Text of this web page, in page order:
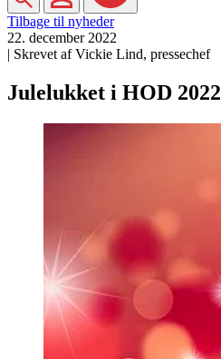
Søg MitHOD Menu
Tilbage til nyheder
22. december 2022
| Skrevet af Vickie Lind, pressechef
Julelukket i HOD 2022